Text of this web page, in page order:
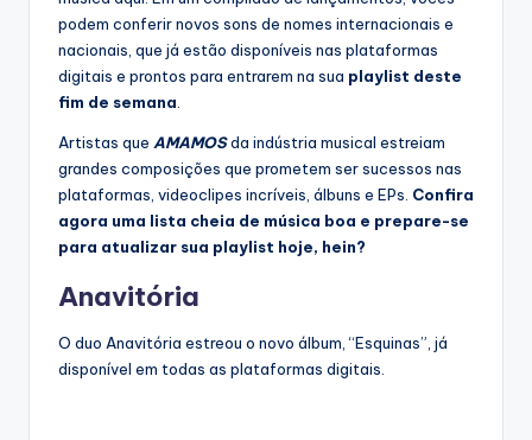
podem conferir novos sons de nomes internacionais e
nacionais, que já estão disponíveis nas plataformas
digitais e prontos para entrarem na sua playlist deste
fim de semana
Artistas que AMAMOSda indústria musical estreiam
grandes composições que prometem ser sucessos nas
plataformas, videoclipes incríveis, álbuns e EPs. Confira
agora uma lista cheia de música boa e prepare-se
para atualizar sua playlist hoje, hein?
Anavitória
O duo Anavitória estreou o novo álbum, “Esquinas”, já
disponível em todas as plataformas digitais.